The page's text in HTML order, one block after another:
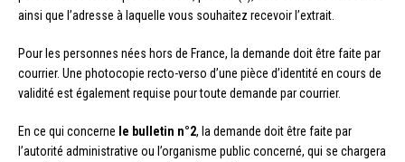
ainsi que l’adresse à laquelle vous souhaitez recevoir l’extrait.
Pour les personnes nées hors de France, la demande doit être faite par
courrier. Une photocopie recto-verso d’une pièce d’identité en cours de
validité est également requise pour toute demande par courrier.
En ce qui concerne le bulletin n°2, la demande doit être faite par
l’autorité administrative ou l’organisme public concerné, qui se chargera